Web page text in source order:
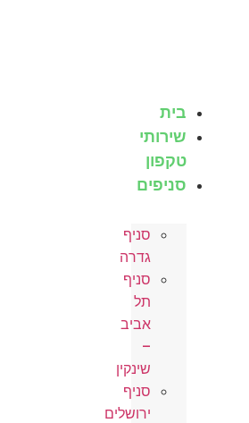
בית
שירותי
טקפון
סניפים
סניף
גדרה
סניף
תל
אביב
–
שינקין
סניף
ירושלים